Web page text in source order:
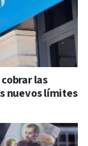
las
nuevos límites